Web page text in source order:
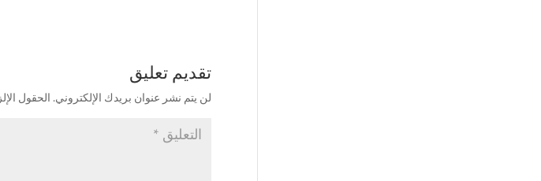
تقديم تعليق
لن يتم نشر عنوان بريدك الإلكتروني.الحقول